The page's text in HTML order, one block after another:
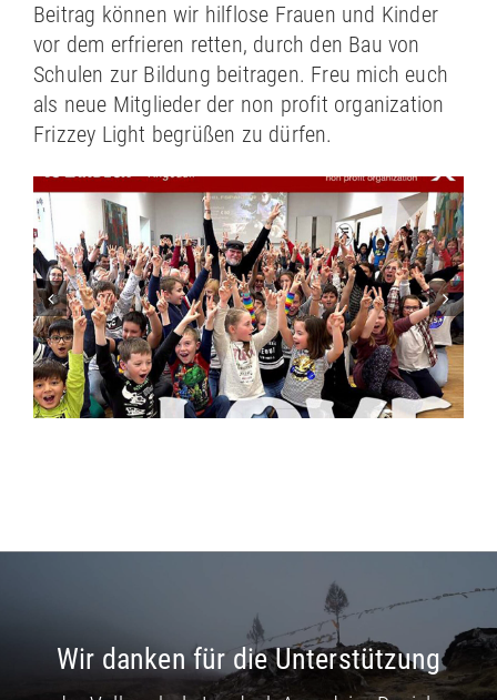
Beitrag können wir hilflose Frauen und Kinder
vor dem erfrieren retten, durch den Bau von
Schulen zur Bildung beitragen. Freu mich euch
als neue Mitglieder der non profit organization
Frizzey Light begrüßen zu dürfen.
Prev Next
Wir danken für die Unterstützung